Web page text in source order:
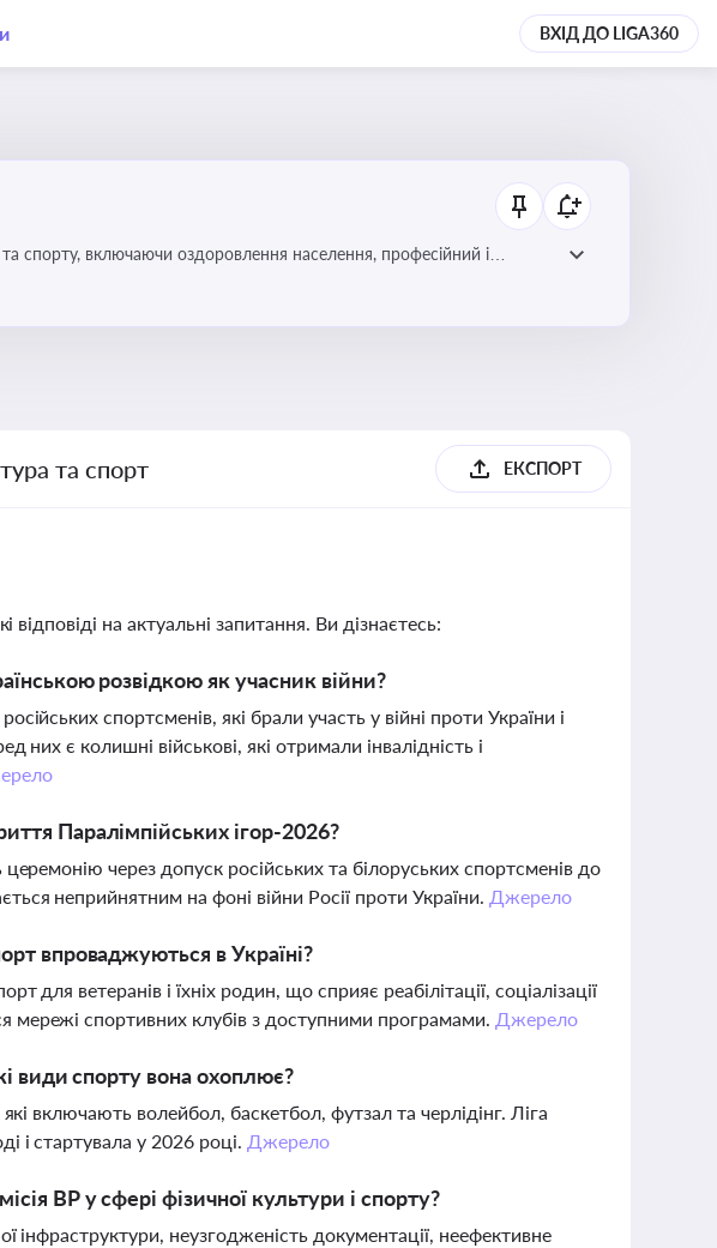
ВХІД ДО LIGA360
спорту, включаючи оздоровлення населення, професійний і
та спорт ЕКСПОРТ
на актуальні запитання. Ви дізнаєтесь:
розвідкою як учасник війни?
спортсменів, які брали участь у війні проти України і
них є колишні військові, які отримали інвалідність і
Паралімпійських ігор-2026?
через допуск російських та білоруських спортсменів до
неприйнятним на фоні війни Росії проти України. Джерело
впроваджуються в Україні?
для ветеранів і їхніх родин, що сприяє реабілітації, соціалізації
спортивних клубів з доступними програмами. Джерело
види спорту вона охоплює?
включають волейбол, баскетбол, футзал та черлідінг. Ліга
і стартувала у 2026 році. Джерело
ВР у сфері фізичної культури і спорту?
інфраструктури, неузгодженість документації, неефективне